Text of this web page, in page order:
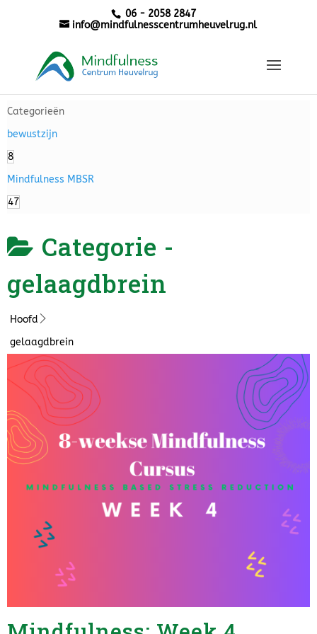
06 - 2058 2847
info@mindfulnesscentrumheuvelrug.nl
Categorieën
bewustzijn
8
Mindfulness MBSR
47
Categorie -
gelaagdbrein
Hoofd
gelaagdbrein